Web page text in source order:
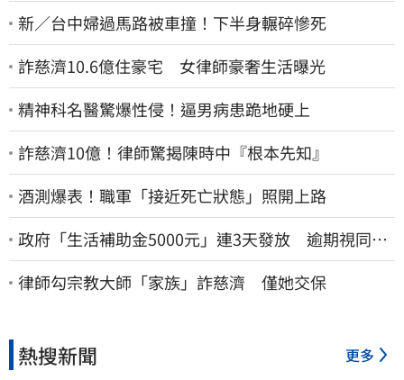
新／台中婦過馬路被車撞！下半身輾碎慘死
詐慈濟10.6億住豪宅 女律師豪奢生活曝光
精神科名醫驚爆性侵！逼男病患跪地硬上
詐慈濟10億！律師驚揭陳時中『根本先知』
酒測爆表！職軍「接近死亡狀態」照開上路
政府「生活補助金5000元」連3天發放 逾期視同放
棄
律師勾宗教大師「家族」詐慈濟 僅她交保
熱搜新聞 更多